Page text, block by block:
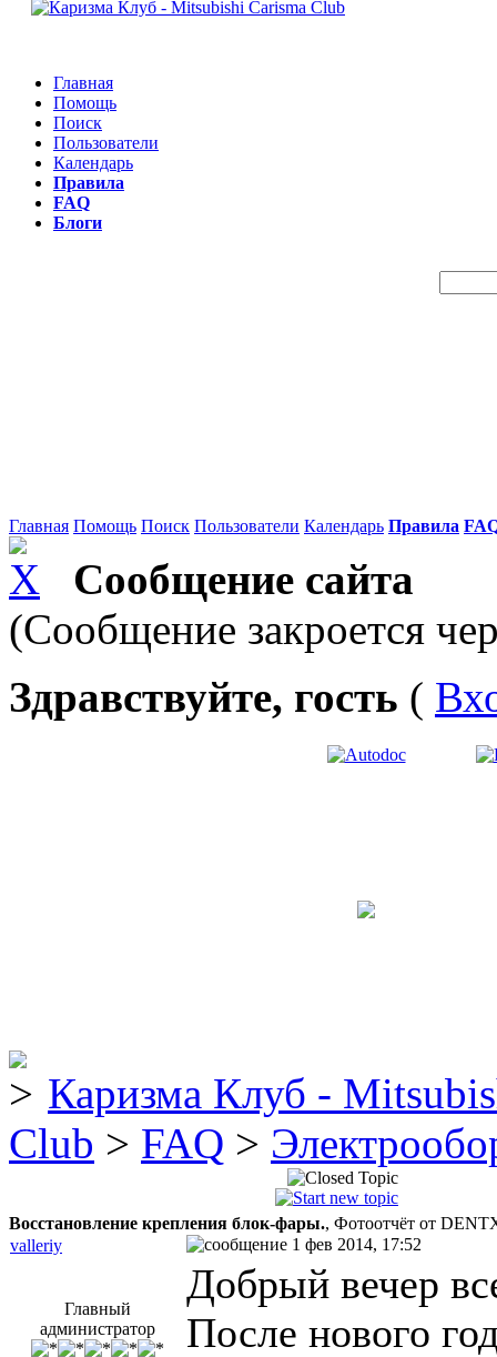
Главная
Помощь
Поиск
Пользователи
Календарь
Правила
FAQ
Блоги
Главная Помощь Поиск Пользователи Календарь Правила
Сообщение сайта
(Сообщение закроется
Здравствуйте, гость (
Каризма Клуб -
Club > FAQ >
Восстановление крепления блок-фары., Фотоотчёт от
valleriy
1 фев 2014, 17:52
Главный
администратор
Добрый вечер
После нового